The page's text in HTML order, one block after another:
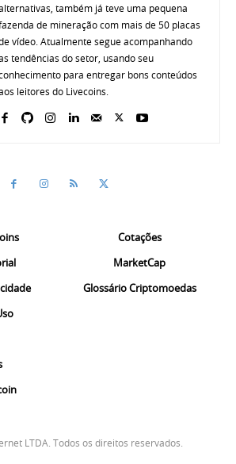
também já teve uma pequena
de mineração com mais de 50 placas
vídeo. Atualmente segue acompanhando
tendências do setor, usando seu
para entregar bons conteúdos
leitores do Livecoins.
Cotações
MarketCap
Glossário Criptomoedas
LTDA. Todos os direitos reservados.